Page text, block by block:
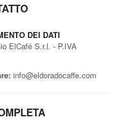
DEI DATI
ElCafé S.r.l. - P.IVA
info@eldoradocaffe.com